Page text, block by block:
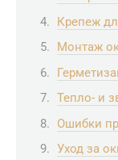
Крепеж
Монтаж
Тепло- и
Ошибки
Уход за